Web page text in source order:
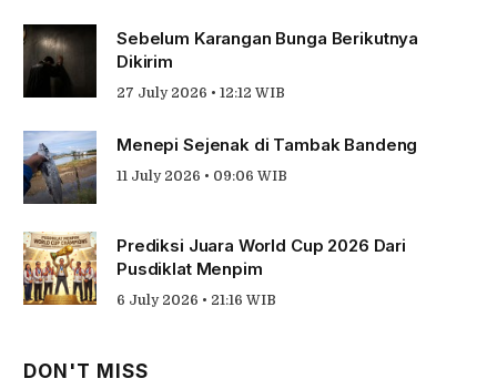
Sebelum Karangan Bunga Berikutnya
Dikirim
27 July 2026 • 12:12 WIB
Menepi Sejenak di Tambak Bandeng
11 July 2026 • 09:06 WIB
Prediksi Juara World Cup 2026 Dari
Pusdiklat Menpim
6 July 2026 • 21:16 WIB
DON'T MISS